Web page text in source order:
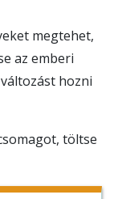
megtehet,
az emberi
hozni
töltse